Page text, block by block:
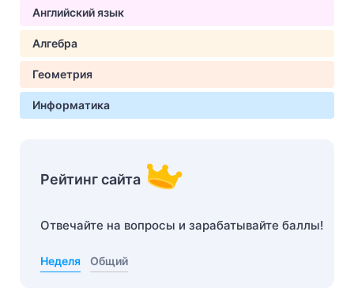
Английский язык
Алгебра
Геометрия
Информатика
Рейтинг сайта
Отвечайте на вопросы и зарабатывайте баллы!
Неделя Общий